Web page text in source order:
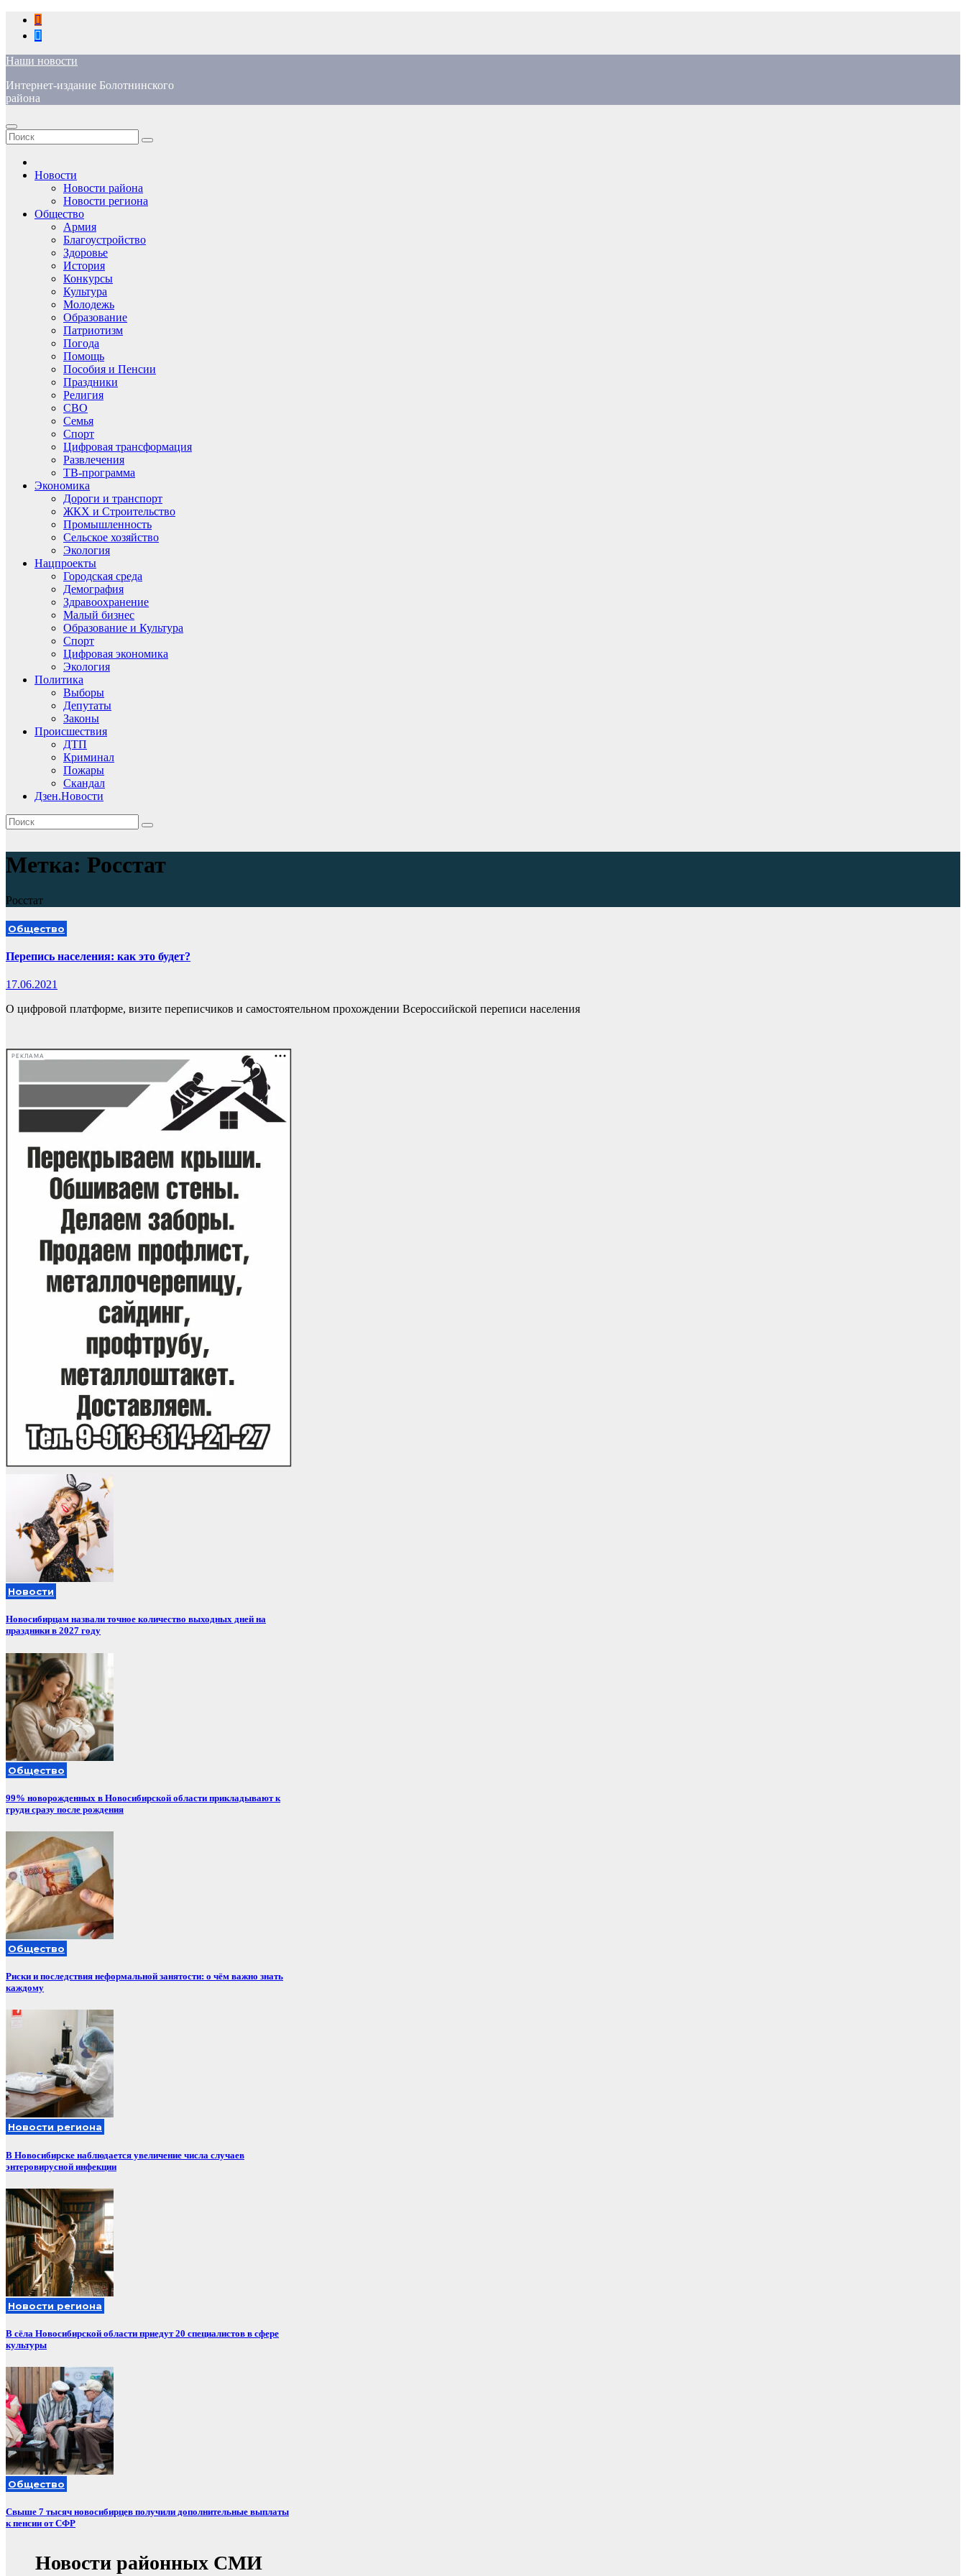
Перейти
содержимому
Наши новости
Интернет-издание Болотнинского
района
Новости
Новости района
Новости региона
Общество
Армия
Благоустройство
Здоровье
История
Конкурсы
Культура
Молодежь
Образование
Патриотизм
Погода
Помощь
Пособия и Пенсии
Праздники
Религия
СВО
Семья
Спорт
Цифровая трансформация
Развлечения
ТВ-программа
Экономика
Дороги и транспорт
ЖКХ и Строительство
Промышленность
Сельское хозяйство
Экология
Нацпроекты
Городская среда
Демография
Здравоохранение
Малый бизнес
Образование и Культура
Спорт
Цифровая экономика
Экология
Политика
Выборы
Депутаты
Законы
Происшествия
ДТП
Криминал
Пожары
Скандал
Дзен.Новости
Метка: Росстат
Росстат
Общество
Перепись населения: как это будет?
17.06.2021
О цифровой платформе, визите переписчиков и самостоятельном прохождении Всероссийской переписи населения
РЕКЛАМА
Новости
Новосибирцам назвали точное количество выходных дней на
праздники в 2027 году
Общество
99% новорожденных в Новосибирской области прикладывают к
груди сразу после рождения
Общество
Риски и последствия неформальной занятости: о чём важно знать
каждому
Новости региона
В Новосибирске наблюдается увеличение числа случаев
энтеровирусной инфекции
Новости региона
В сёла Новосибирской области приедут 20 специалистов в сфере
культуры
Общество
Свыше 7 тысяч новосибирцев получили дополнительные выплаты
к пенсии от СФР